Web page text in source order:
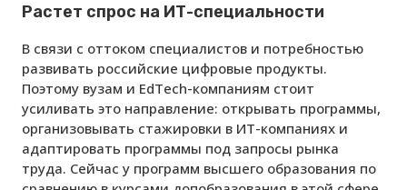
Растет спрос на ИТ-специальности
В связи с оттоком специалистов и потребностью
развивать российские цифровые продукты.
Поэтому вузам и EdTech-компаниям стоит
усиливать это направление: открывать программы,
организовывать стажировки в ИТ-компаниях и
адаптировать программы под запросы рынка
труда. Сейчас у программ высшего образования по